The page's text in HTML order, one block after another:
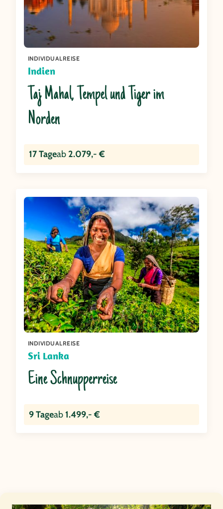
INDIVIDUALREISE
Indien
Taj Mahal, Tempel und Tiger im
Norden
17 Tageab 2.079,- €
INDIVIDUALREISE
Sri Lanka
Eine Schnupperreise
9 Tageab1.499,- €